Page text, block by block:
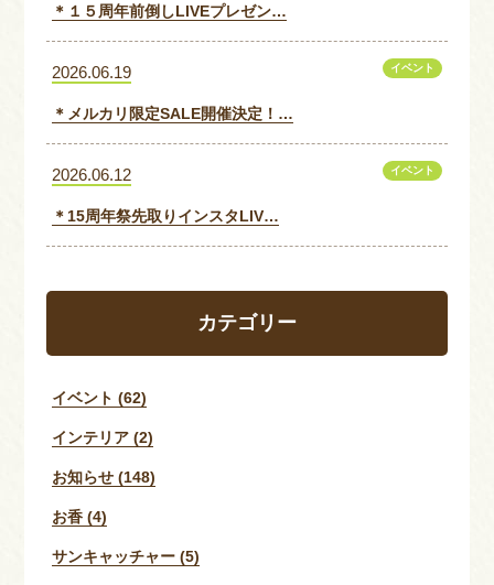
＊１５周年前倒しLIVEプレゼン…
2026.06.19 イベント
＊メルカリ限定SALE開催決定！…
2026.06.12 イベント
＊15周年祭先取りインスタLIV…
カテゴリー
イベント (62)
インテリア (2)
お知らせ (148)
お香 (4)
サンキャッチャー (5)